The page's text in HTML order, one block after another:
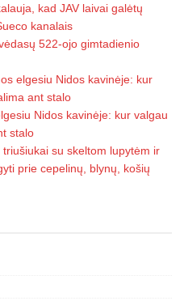
kad JAV laivai galėtų
kanalais
522-ojo gimtadienio
elgesiu Nidos kavinėje: kur
ant stalo
Nidos kavinėje: kur valgau
stalo
triušiukai su skeltom lupytėm ir
prie cepelinų, blynų, košių